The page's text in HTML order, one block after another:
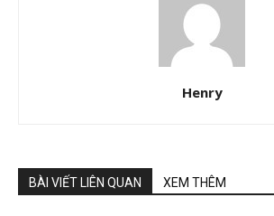
Henry
BÀI VIẾT LIÊN QUAN XEM THÊM